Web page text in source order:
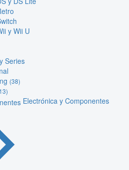
y Wii U
Series
(38)
Electrónica y Componentes